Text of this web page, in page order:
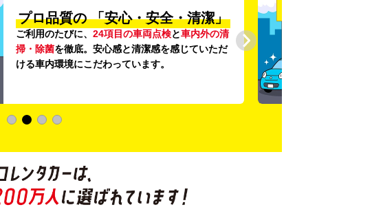
プロ品質の 「安心・安全・清潔」
ご利用のたびに、 24項目の車両点検と車内外の清
掃・除菌を徹底。安心感と清潔感を感じていただ
ける車内環境にこだわっています。